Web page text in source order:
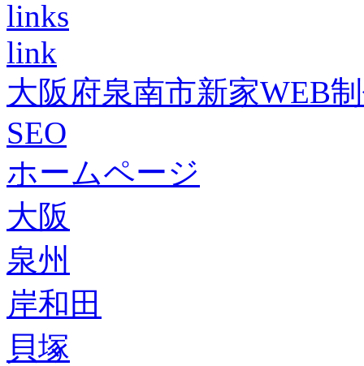
links
link
大阪府泉南市新家WEB
SEO
ホームページ
大阪
泉州
岸和田
貝塚